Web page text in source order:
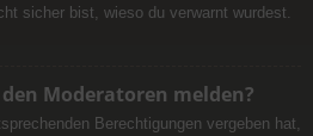
sicher bist, wieso du verwarnt wurdest.
Moderatoren melden?
Berechtigungen vergeben hat,